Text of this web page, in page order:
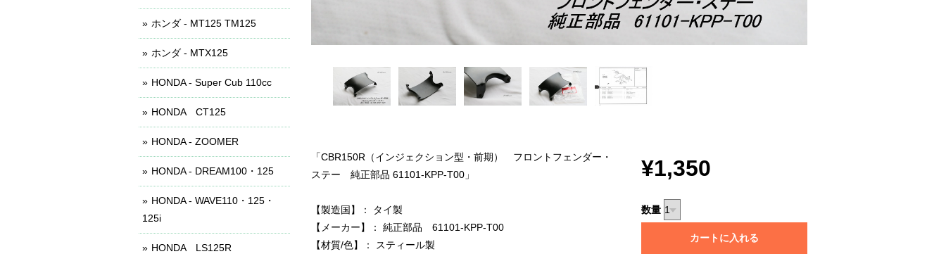
「CBR150R（インジェクション型・前期） フロントフェンダー・
ステー 純正部品 61101-KPP-T00」
【製造国】： タイ製
【メーカー】： 純正部品 61101-KPP-T00
【材質/色】： スティール製
¥1,350
数量
カートに入れる
ホンダ - MT125 TM125
ホンダ - MTX125
HONDA - Super Cub 110cc
HONDA CT125
HONDA - ZOOMER
HONDA - DREAM100・125
HONDA - WAVE110・125・
125i
HONDA LS125R